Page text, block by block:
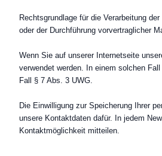
Rechtsgrundlage für die Verarbeitung
oder der Durchführung vorvertraglicher
Wenn Sie auf unserer Internetseite
verwendet werden. In einem solchen
Fall § 7 Abs. 3 UWG.
Die Einwilligung zur Speicherung Ihrer
unsere Kontaktdaten dafür. In jedem
Kontaktmöglichkeit mitteilen.